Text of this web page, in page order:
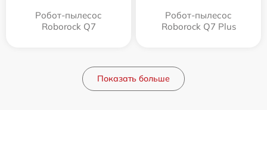
Робот-пылесос
Roborock Q7
Робот-пылесос
Roborock Q7 Plus
Показать больше